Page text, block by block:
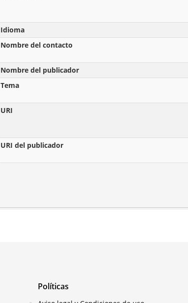
Idioma
Nombre del contacto
Nombre del publicador
Tema
URI
URI del publicador
Políticas